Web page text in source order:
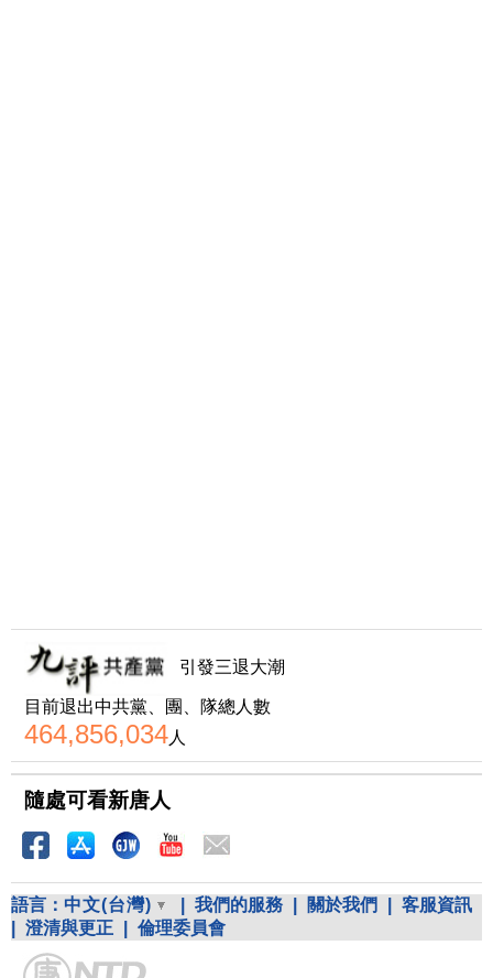
引發三退大潮
目前退出中共黨、團、隊總人數
464,856,034人
隨處可看新唐人
語言： 中文(台灣) 我們的服務 關於我們
客服資訊
澄清與更正 倫理委員會